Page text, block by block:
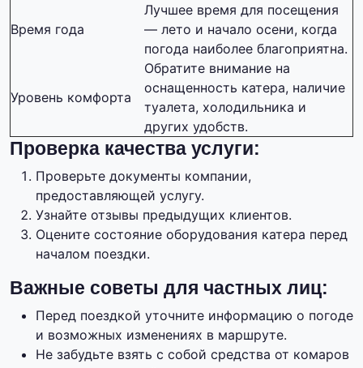
Время года
Лучшее время для посещения
— лето и начало осени, когда
погода наиболее благоприятна.
Уровень комфорта
Обратите внимание на
оснащенность катера, наличие
туалета, холодильника и
других удобств.
Проверка качества услуги:
Проверьте документы компании,
предоставляющей услугу.
Узнайте отзывы предыдущих клиентов.
Оцените состояние оборудования катера перед
началом поездки.
Важные советы для частных лиц:
Перед поездкой уточните информацию о погоде
и возможных изменениях в маршруте.
Не забудьте взять с собой средства от комаров